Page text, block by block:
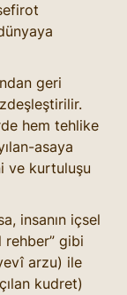
geri
hem tehlike
asaya
ve kurtuluşu
insanın içsel
rehber” gibi
arzu) ile
kudret)